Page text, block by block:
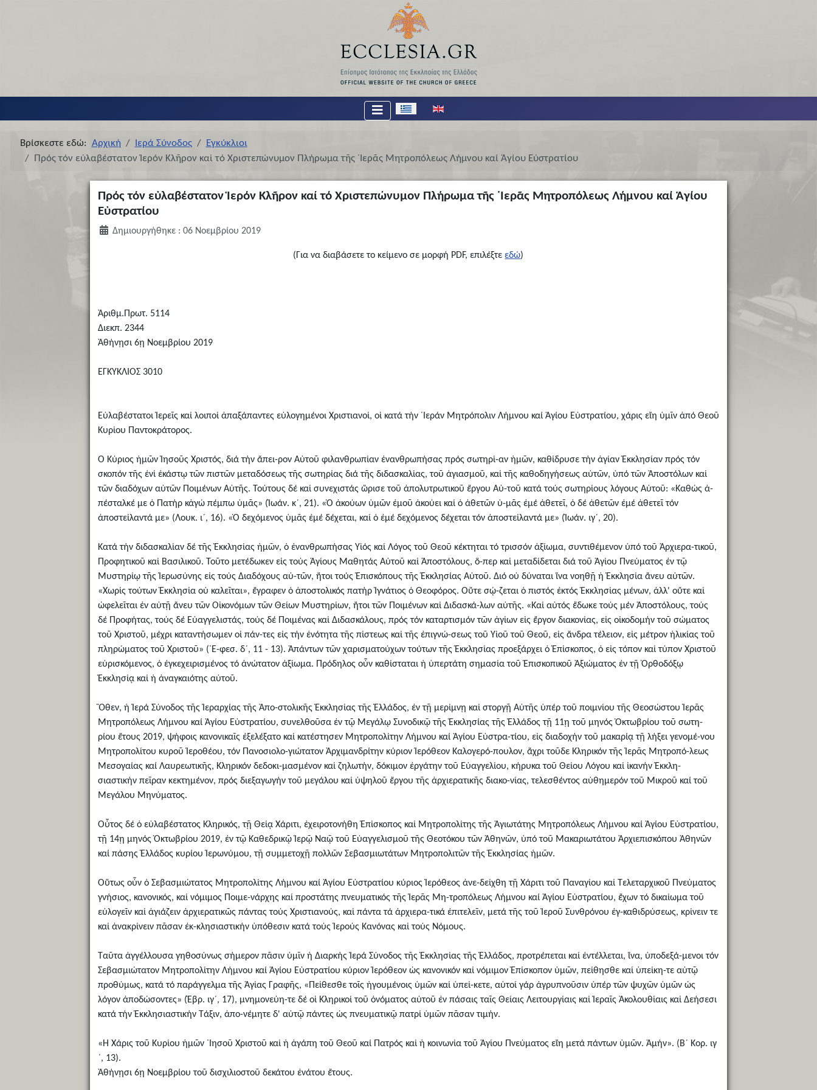
Επιλέξτε τη γλώσσα σας
Βρίσκεστε εδώ: Αρχική Ιερά Σύνοδος
Εγκύκλιοι
Πρός τόν εὐλαβέστατον Ἱερόν Κλῆρον καί τό Χριστεπώνυμον Πλήρωμα τῆς ῾Ιερᾶς Μητροπόλεως Λήμνου καί Ἁγίου Εὐστρατίου
Πρός τόν εὐλαβέστατον Ἱερόν Κλῆρον καί τό Χριστεπώνυμον Πλήρωμα τῆς ῾Ιερᾶς Μητροπόλεως Λήμνου καί Ἁγίου
Εὐστρατίου
Δημιουργήθηκε : 06 Νοεμβρίου 2019
(Για να διαβάσετε το κείμενο σε μορφή PDF, επιλέξτεεδώ)
Ἀριθμ.Πρωτ. 5114
Διεκπ. 2344
Ἀθήνῃσι 6ῃ Νοεμβρίου 2019
ΕΓΚΥΚΛΙΟΣ 3010
Εὐλαβέστατοι Ἱερεῖς καί λοιποί ἁπαξάπαντες εὐλογημένοι Χριστιανοί, οἱ κατά τήν ῾Ιεράν Μητρόπολιν Λήμνου καί Ἁγίου Εὐστρατίου, χάρις εἴη ὑμῖν ἀπό Θεοῦ
Κυρίου Παντοκράτορος.
Ὁ Κύριος ἡμῶν Ἰησοῦς Χριστός, διά τήν ἄπει-ρον Αὐτοῦ φιλανθρωπίαν ἐνανθρωπήσας πρός σωτηρί-αν ἡμῶν, καθίδρυσε τήν ἁγίαν Ἐκκλησίαν πρός τόν
σκοπόν τῆς ἑνί ἑκάστῳ τῶν πιστῶν μεταδόσεως τῆς σωτηρίας διά τῆς διδασκαλίας, τοῦ ἁγιασμοῦ, καί τῆς καθοδηγήσεως αὐτῶν, ὑπό τῶν Ἀποστόλων καί
τῶν διαδόχων αὐτῶν Ποιμένων Αὐτῆς. Τούτους δέ καί συνεχιστάς ὥρισε τοῦ ἀπολυτρωτικοῦ ἔργου Αὐ-τοῦ κατά τούς σωτηρίους λόγους Αὐτοῦ: «Καθώς ἀ-
πέσταλκέ με ὁ Πατήρ κἀγώ πέμπω ὑμᾶς» (Ἰωάν. κ´, 21). «Ὁ ἀκούων ὑμῶν ἐμοῦ ἀκούει καί ὁ ἀθετῶν ὑ-μᾶς ἐμέ ἀθετεῖ, ὁ δέ ἀθετῶν ἐμέ ἀθετεῖ τόν
ἀποστείλαντά με» (Λουκ. ι´, 16). «Ὁ δεχόμενος ὑμᾶς ἐμέ δέχεται, καί ὁ ἐμέ δεχόμενος δέχεται τόν ἀποστείλαντά με» (Ἰωάν. ιγ´, 20).
Κατά τήν διδασκαλίαν δέ τῆς Ἐκκλησίας ἡμῶν, ὁ ἐνανθρωπήσας Υἱός καί Λόγος τοῦ Θεοῦ κέκτηται τό τρισσόν ἀξίωμα, συντιθέμενον ὑπό τοῦ Ἀρχιερα-τικοῦ,
Προφητικοῦ καί Βασιλικοῦ. Τοῦτο μετέδωκεν εἰς τούς Ἁγίους Μαθητάς Αὐτοῦ καί Ἀποστόλους, ὅ-περ καί μεταδίδεται διά τοῦ Ἁγίου Πνεύματος ἐν τῷ
Μυστηρίῳ τῆς Ἱερωσύνης εἰς τούς Διαδόχους αὐ-τῶν, ἤτοι τούς Ἐπισκόπους τῆς Ἐκκλησίας Αὐτοῦ. Διό οὐ δύναται ἵνα νοηθῇ ἡ Ἐκκλησία ἄνευ αὐτῶν.
«Χωρίς τούτων Ἐκκλησία οὐ καλεῖται», ἔγραφεν ὁ ἀποστολικός πατήρ Ἰγνάτιος ὁ Θεοφόρος. Οὔτε σῴ-ζεται ὁ πιστός ἐκτός Ἐκκλησίας μένων, ἀλλ' οὔτε καί
ὠφελεῖται ἐν αὐτῇ ἄνευ τῶν Οἰκονόμων τῶν Θείων Μυστηρίων, ἤτοι τῶν Ποιμένων καί Διδασκά-λων αὐτῆς. «Καί αὐτός ἔδωκε τούς μέν Ἀποστόλους, τούς
δέ Προφήτας, τούς δέ Εὐαγγελιστάς, τούς δέ Ποιμένας καί Διδασκάλους, πρός τόν καταρτισμόν τῶν ἁγίων εἰς ἔργον διακονίας, εἰς οἰκοδομήν τοῦ σώματος
τοῦ Χριστοῦ, μέχρι καταντήσωμεν οἱ πάν-τες εἰς τήν ἑνότητα τῆς πίστεως καί τῆς ἐπιγνώ-σεως τοῦ Υἱοῦ τοῦ Θεοῦ, εἰς ἄνδρα τέλειον, εἰς μέτρον ἡλικίας τοῦ
πληρώματος τοῦ Χριστοῦ» (᾿Ε-φεσ. δ´, 11 - 13). Ἁπάντων τῶν χαρισματούχων τούτων τῆς Ἐκκλησίας προεξάρχει ὁ Ἐπίσκοπος, ὁ εἰς τόπον καί τύπον Χριστοῦ
εὑρισκόμενος, ὁ ἐγκεχειρισμένος τό ἀνώτατον ἀξίωμα. Πρόδηλος οὖν καθίσταται ἡ ὑπερτάτη σημασία τοῦ Ἐπισκοπικοῦ Ἀξιώματος ἐν τῇ Ὀρθοδόξῳ
Ἐκκλησίᾳ καί ἡ ἀναγκαιότης αὐτοῦ.
Ὅθεν, ἡ Ἱερά Σύνοδος τῆς Ἱεραρχίας τῆς Ἀπο-στολικῆς Ἐκκλησίας τῆς Ἑλλάδος, ἐν τῇ μερίμνῃ καί στοργῇ Αὐτῆς ὑπέρ τοῦ ποιμνίου τῆς Θεοσώστου Ἱερᾶς
Μητροπόλεως Λήμνου καί Ἁγίου Εὐστρατίου, συνελθοῦσα ἐν τῷ Μεγάλῳ Συνοδικῷ τῆς Ἐκκλησίας τῆς Ἑλλάδος τῇ 11ῃ τοῦ μηνός Ὀκτωβρίου τοῦ σωτη-
ρίου ἔτους 2019, ψήφοις κανονικαῖς ἐξελέξατο καί κατέστησεν Μητροπολίτην Λήμνου καί Ἁγίου Εὐστρα-τίου, εἰς διαδοχήν τοῦ μακαρίᾳ τῇ λήξει γενομέ-νου
Μητροπολίτου κυροῦ Ἱεροθέου, τόν Πανοσιολο-γιώτατον Ἀρχιμανδρίτην κύριον Ἱερόθεον Καλογερό-πουλον, ἄχρι τοῦδε Κληρικόν τῆς Ἱερᾶς Μητροπό-λεως
Μεσογαίας καί Λαυρεωτικῆς, Κληρικόν δεδοκι-μασμένον καί ζηλωτήν, δόκιμον ἐργάτην τοῦ Εὐαγγελίου, κήρυκα τοῦ Θείου Λόγου καί ἱκανήν Ἐκκλη-
σιαστικήν πεῖραν κεκτημένον, πρός διεξαγωγήν τοῦ μεγάλου καί ὑψηλοῦ ἔργου τῆς ἀρχιερατικῆς διακο-νίας, τελεσθέντος αὐθημερόν τοῦ Μικροῦ καί τοῦ
Μεγάλου Μηνύματος.
Οὗτος δέ ὁ εὐλαβέστατος Κληρικός, τῇ Θείᾳ Χάριτι, ἐχειροτονήθη Ἐπίσκοπος καί Μητροπολίτης τῆς Ἁγιωτάτης Μητροπόλεως Λήμνου καί Ἁγίου Εὐστρατίου,
τῇ 14ῃ μηνός Ὀκτωβρίου 2019, ἐν τῷ Καθεδρικῷ Ἱερῷ Ναῷ τοῦ Εὐαγγελισμοῦ τῆς Θεοτόκου τῶν Ἀθηνῶν, ὑπό τοῦ Μακαριωτάτου Ἀρχιεπισκόπου Ἀθηνῶν
καί πάσης Ἑλλάδος κυρίου Ἱερωνύμου, τῇ συμμετοχῇ πολλῶν Σεβασμιωτάτων Μητροπολιτῶν τῆς Ἐκκλησίας ἡμῶν.
Οὕτως οὖν ὁ Σεβασμιώτατος Μητροπολίτης Λήμνου καί Ἁγίου Εὐστρατίου κύριος Ἱερόθεος ἀνε-δείχθη τῇ Χάριτι τοῦ Παναγίου καί Τελεταρχικοῦ Πνεύματος
γνήσιος, κανονικός, καί νόμιμος Ποιμε-νάρχης καί προστάτης πνευματικός τῆς Ἱερᾶς Μη-τροπόλεως Λήμνου καί Ἁγίου Εὐστρατίου, ἔχων τό δικαίωμα τοῦ
εὐλογεῖν καί ἁγιάζειν ἀρχιερατικῶς πάντας τούς Χριστιανούς, καί πάντα τά ἀρχιερα-τικά ἐπιτελεῖν, μετά τῆς τοῦ Ἱεροῦ Συνθρόνου ἐγ-καθιδρύσεως, κρίνειν τε
καί ἀνακρίνειν πᾶσαν ἐκ-κλησιαστικήν ὑπόθεσιν κατά τούς Ἱερούς Κανόνας καί τούς Νόμους.
Ταῦτα ἀγγέλλουσα γηθοσύνως σήμερον πᾶσιν ὑμῖν ἡ Διαρκής Ἱερά Σύνοδος τῆς Ἐκκλησίας τῆς Ἑλλάδος, προτρέπεται καί ἐντέλλεται, ἵνα, ὑποδεξά-μενοι τόν
Σεβασμιώτατον Μητροπολίτην Λήμνου καί Ἁγίου Εὐστρατίου κύριον Ἱερόθεον ὡς κανονικόν καί νόμιμον Ἐπίσκοπον ὑμῶν, πείθησθε καί ὑπείκη-τε αὐτῷ
προθύμως, κατά τό παράγγελμα τῆς Ἁγίας Γραφῆς, «Πείθεσθε τοῖς ἡγουμένοις ὑμῶν καί ὑπεί-κετε, αὐτοί γάρ ἀγρυπνοῦσιν ὑπέρ τῶν ψυχῶν ὑμῶν ὡς
λόγον ἀποδώσοντες» (Ἑβρ. ιγ´, 17), μνημονεύη-τε δέ οἱ Κληρικοί τοῦ ὀνόματος αὐτοῦ ἐν πάσαις ταῖς Θείαις Λειτουργίαις καί Ἱεραῖς Ἀκολουθίαις καί Δεήσεσι
κατά τήν Ἐκκλησιαστικήν Τάξιν, ἀπο-νέμητε δ' αὐτῷ πάντες ὡς πνευματικῷ πατρί ὑμῶν πᾶσαν τιμήν.
«Ἡ Χάρις τοῦ Κυρίου ἡμῶν ᾿Ιησοῦ Χριστοῦ καί ἡ ἀγάπη τοῦ Θεοῦ καί Πατρός καί ἡ κοινωνία τοῦ Ἁγίου Πνεύματος εἴη μετά πάντων ὑμῶν. Ἀμήν». (Β´ Κορ. ιγ
´, 13).
Ἀθήνῃσι 6ῃ Νοεμβρίου τοῦ δισχιλιοστοῦ δεκάτου ἐνάτου ἔτους.